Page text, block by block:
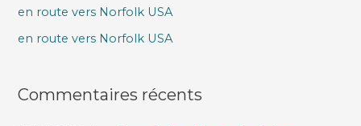
e
en route vers Norfolk USA
en route vers Norfolk USA
Commentaires récents